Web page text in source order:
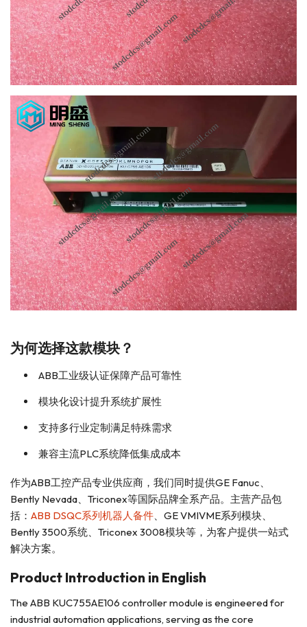
为何选择这款模块？
ABB工业级认证保障产品可靠性
模块化设计提升系统扩展性
支持多行业定制满足特殊需求
兼容主流PLC系统降低集成成本
作为ABB工控产品专业供应商，我们同时提供GE Fanuc、
Bently Nevada、Triconex等国际品牌全系产品。主营产品包
括： ABB DSQC系列机器人备件、GE VMIVME系列模块、
Bently 3500系统、Triconex 3008模块等，为客户提供一站式
解决方案。
Product Introduction in English
The ABB KUC755AE106 controller module is engineered for
industrial automation applications, serving as the core